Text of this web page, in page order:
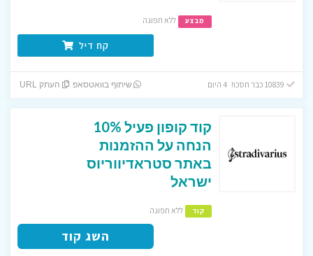
מבצע ללא תפוגה
קח דיל
שיתוף בוואטסאפ העתק URL
קוד קופון פעיל 10%
הנחה על ההזמנות
באתר סטראדיווריוס
ישראל
קוד ללא תפוגה
השג קוד